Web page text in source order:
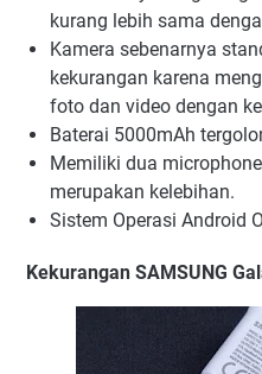
kurang lebih sama
Kamera sebenarnya
kekurangan karena
foto dan video dengan
Baterai 5000mAh
Memiliki dua
merupakan kelebihan.
Sistem Operasi Android
Kekurangan SAMSUNG